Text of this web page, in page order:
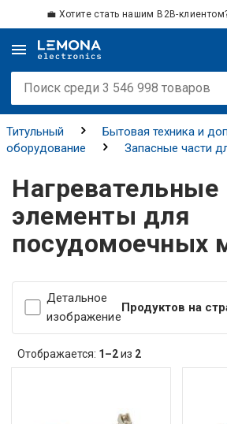
💼 Хотите стать нашим B2B-
Титульный
Бытовая техника и
оборудование
Запасные части
машин
Нагревательные
элементы для
посудомоечных
Детальное
изображение
Продуктов на
Отображается: 1–2из 2